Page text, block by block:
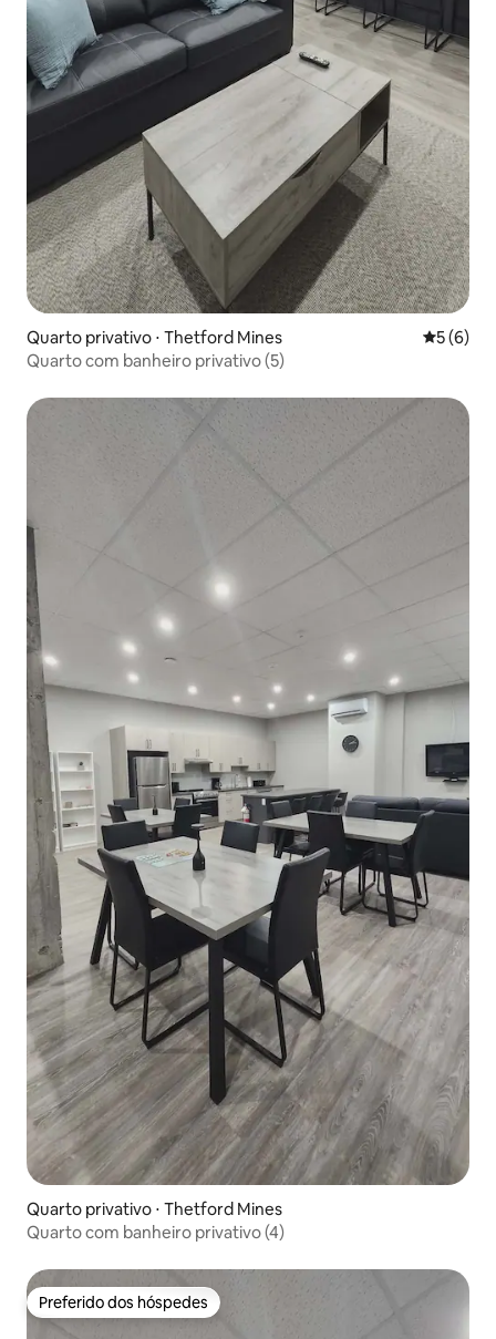
Quarto privativo ⋅ Thetford Mines 5 de
5 (6)
Quarto com banheiro privativo (5)
Quarto privativo ⋅ Thetford Mines
Quarto com banheiro privativo (4)
Preferido dos hóspedes
Preferido dos hóspedes